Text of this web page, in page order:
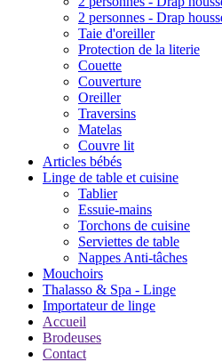
2 personnes - Drap
Taie d'oreiller
Protection de la literie
Couette
Couverture
Oreiller
Traversins
Matelas
Couvre lit
Articles bébés
Linge de table et cuisine
Tablier
Essuie-mains
Torchons de cuisine
Serviettes de table
Nappes Anti-tâches
Mouchoirs
Thalasso & Spa - Linge
Importateur de linge
Accueil
Brodeuses
Contact